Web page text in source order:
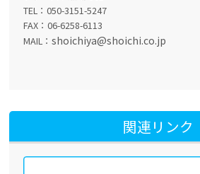
TEL：050-3151-5247
FAX：06-6258-6113
MAIL：shoichiya@shoichi.co.jp
関連リンク